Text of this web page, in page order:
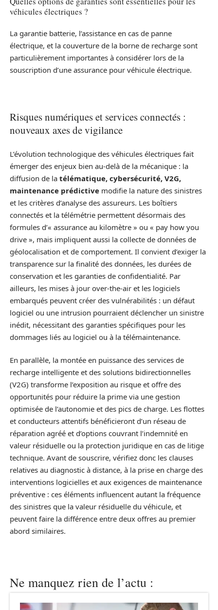
véhicules électriques ?
La garantie batterie, l’assistance en cas de panne
électrique, et la couverture de la borne de recharge sont
particulièrement importantes à considérer lors de la
souscription d’une assurance pour véhicule électrique.
Risques numériques et services connectés :
nouveaux axes de vigilance
L’évolution technologique des véhicules électriques fait
émerger des enjeux bien au-delà de la mécanique : la
diffusion de la télématique, cybersécurité, V2G,
maintenance prédictive modifie la nature des sinistres
et les critères d’analyse des assureurs. Les boîtiers
connectés et la télémétrie permettent désormais des
formules d’« assurance au kilomètre » ou « pay how you
drive », mais impliquent aussi la collecte de données de
géolocalisation et de comportement. Il convient d’exiger la
transparence sur la finalité des données, les durées de
conservation et les garanties de confidentialité. Par
ailleurs, les mises à jour over-the-air et les logiciels
embarqués peuvent créer des vulnérabilités : un défaut
logiciel ou une intrusion pourraient déclencher un sinistre
inédit, nécessitant des garanties spécifiques pour les
dommages liés au logiciel ou à la télémaintenance.
En parallèle, la montée en puissance des services de
recharge intelligente et des solutions bidirectionnelles
(V2G) transforme l’exposition au risque et offre des
opportunités pour réduire la prime via une gestion
optimisée de l’autonomie et des pics de charge. Les flottes
et conducteurs attentifs bénéficieront d’un réseau de
réparation agréé et d’options couvrant l’indemnité en
valeur résiduelle ou la protection juridique en cas de litige
technique. Avant de souscrire, vérifiez donc les clauses
relatives au diagnostic à distance, à la prise en charge des
interventions logicielles et aux exigences de maintenance
préventive : ces éléments influencent autant la fréquence
des sinistres que la valeur résiduelle du véhicule, et
peuvent faire la différence entre deux offres au premier
abord similaires.
Ne manquez rien de l’actu :